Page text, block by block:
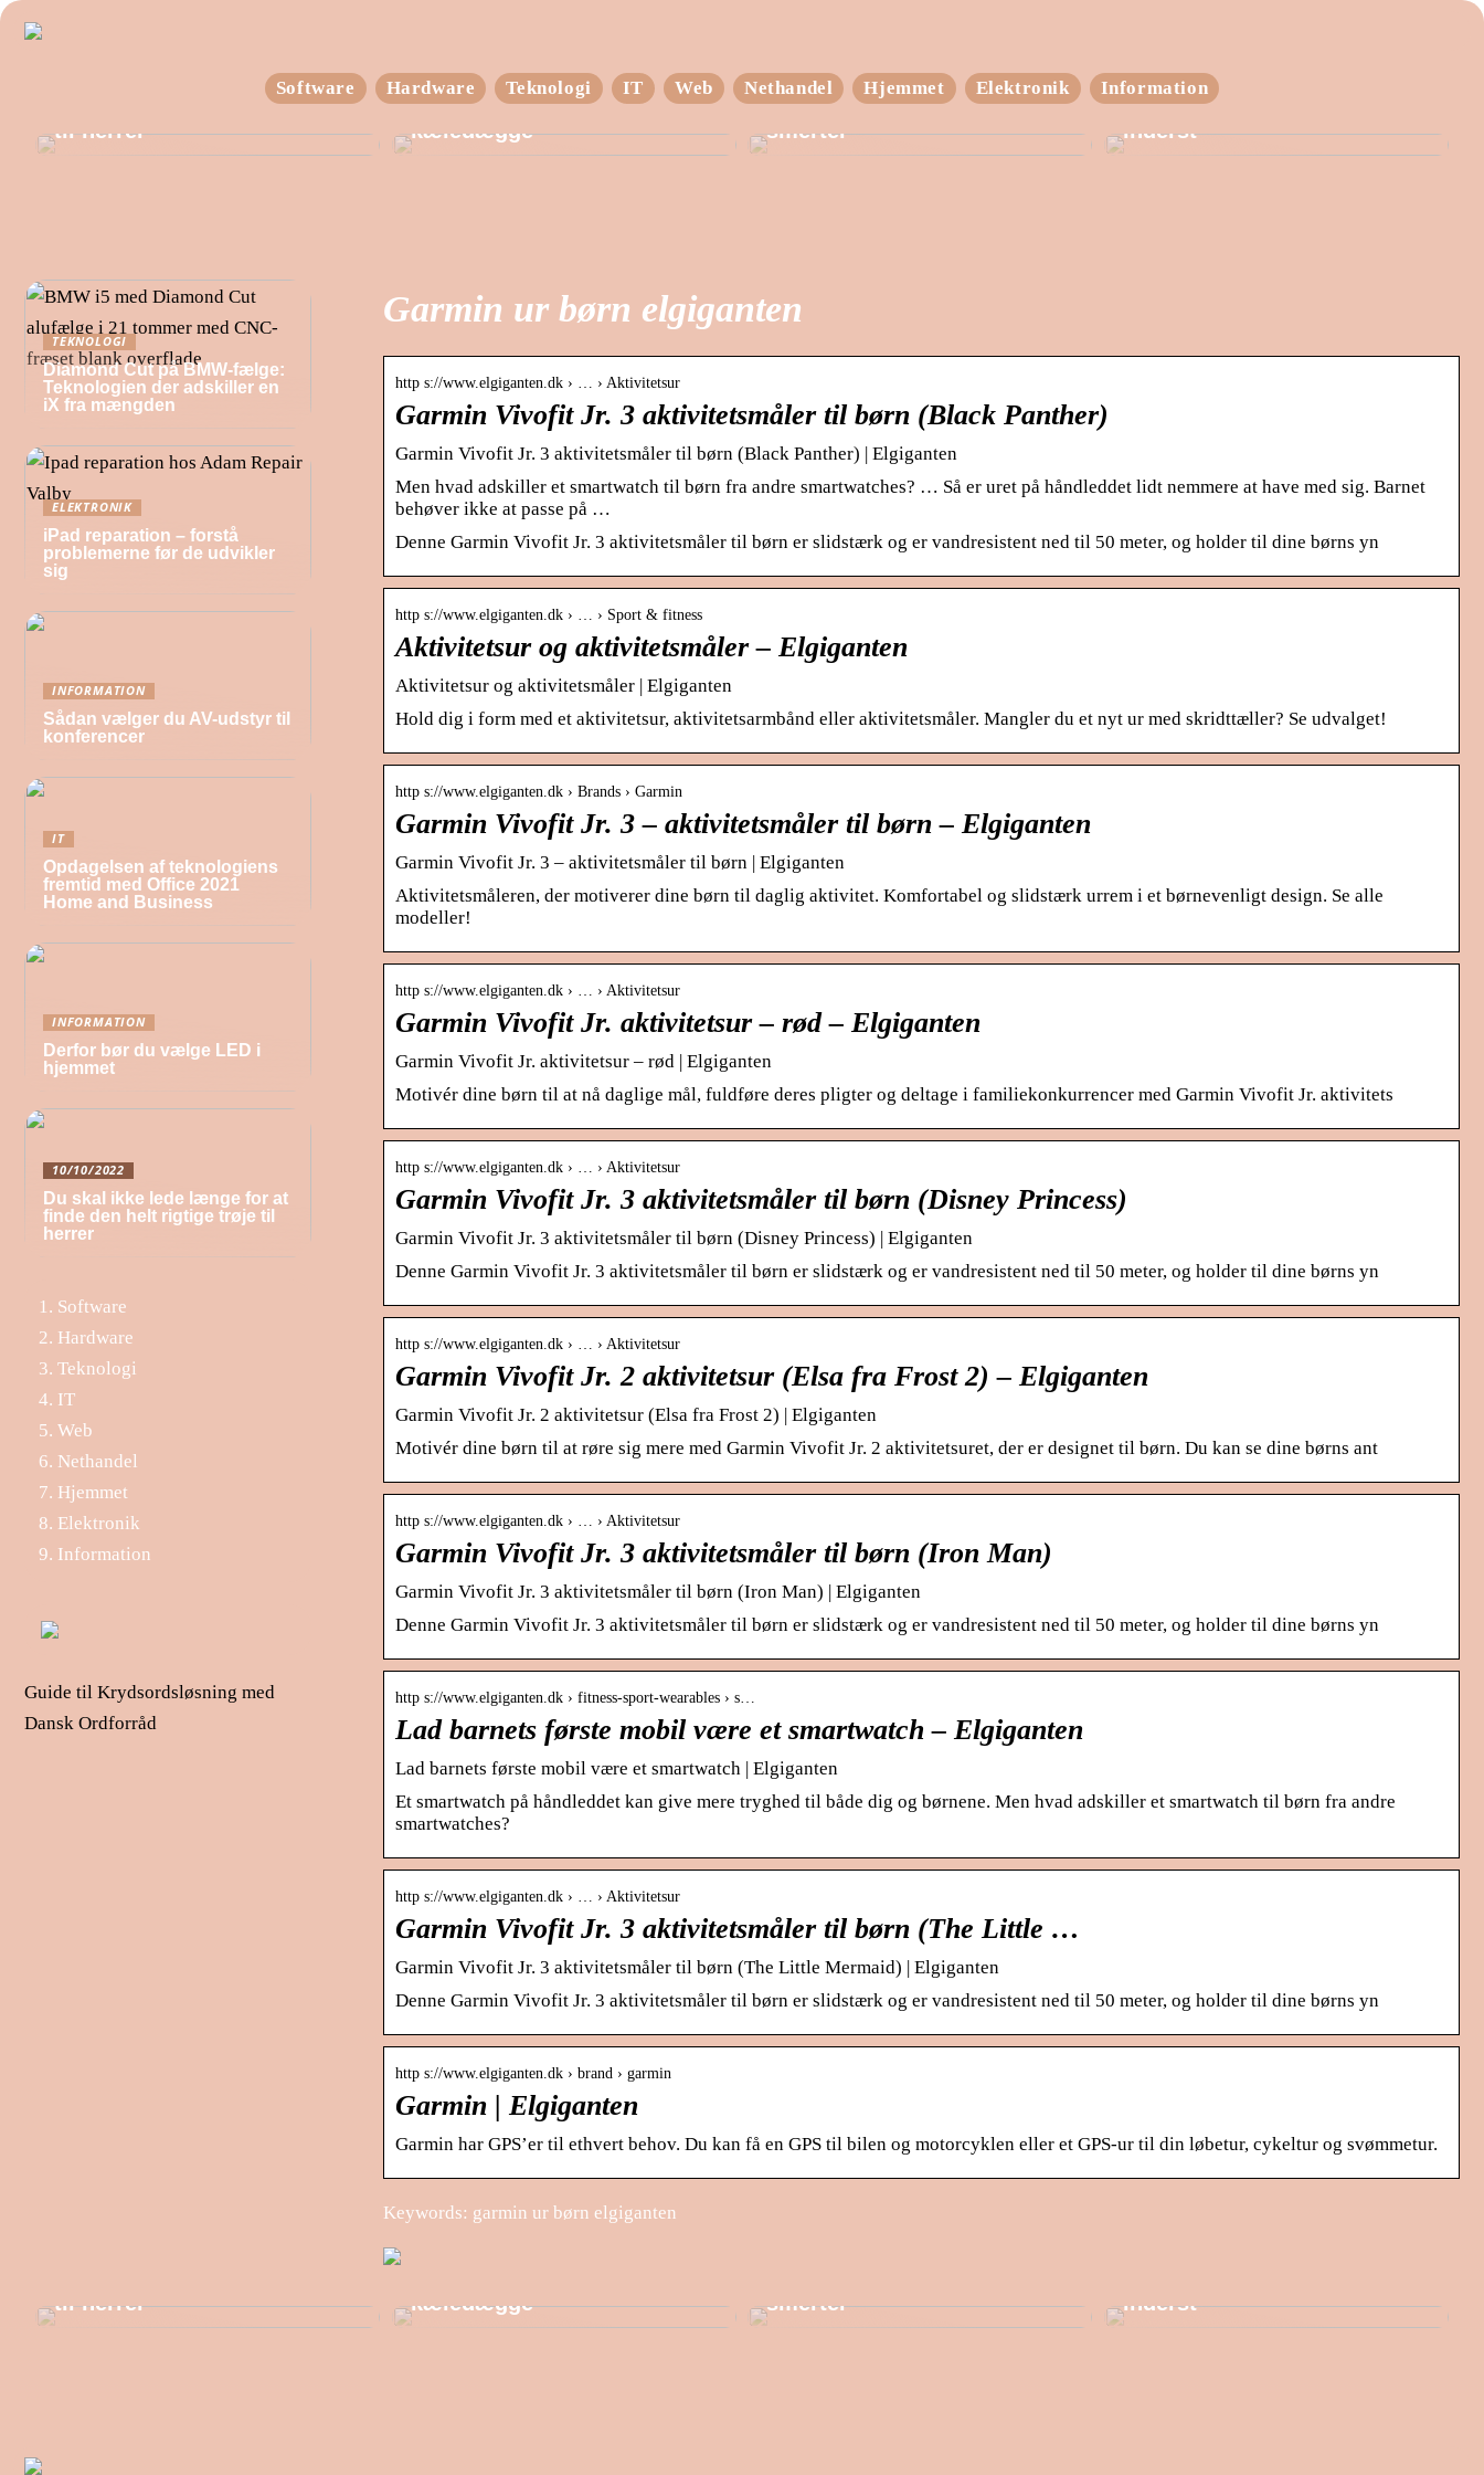
Software Hardware Teknologi IT Web Nethandel Hjemmet Elektronik Information
Du skal ikke lede længe for
at finde den helt rigtige trøje
til herrer
Reachtrucken – din lagerhals
kæledægge
Hold dig i form – uden
smerter
Hold varmen fra yderst til
inderst
Garmin ur børn elgiganten
http s://www.elgiganten.dk › … › Aktivitetsur
Garmin Vivofit Jr. 3 aktivitetsmåler til børn (Black Panther)
Garmin Vivofit Jr. 3 aktivitetsmåler til børn (Black Panther) | Elgiganten
Men hvad adskiller et smartwatch til børn fra andre smartwatches? … Så er uret på håndleddet lidt nemmere at have med sig. Barnet
behøver ikke at passe på …
Denne Garmin Vivofit Jr. 3 aktivitetsmåler til børn er slidstærk og er vandresistent ned til 50 meter, og holder til dine børns yn
http s://www.elgiganten.dk › … › Sport & fitness
Aktivitetsur og aktivitetsmåler – Elgiganten
Aktivitetsur og aktivitetsmåler | Elgiganten
Hold dig i form med et aktivitetsur, aktivitetsarmbånd eller aktivitetsmåler. Mangler du et nyt ur med skridttæller? Se udvalget!
http s://www.elgiganten.dk › Brands › Garmin
Garmin Vivofit Jr. 3 – aktivitetsmåler til børn – Elgiganten
Garmin Vivofit Jr. 3 – aktivitetsmåler til børn | Elgiganten
Aktivitetsmåleren, der motiverer dine børn til daglig aktivitet. Komfortabel og slidstærk urrem i et børnevenligt design. Se alle
modeller!
http s://www.elgiganten.dk › … › Aktivitetsur
Garmin Vivofit Jr. aktivitetsur – rød – Elgiganten
Garmin Vivofit Jr. aktivitetsur – rød | Elgiganten
Motivér dine børn til at nå daglige mål, fuldføre deres pligter og deltage i familiekonkurrencer med Garmin Vivofit Jr. aktivitets
http s://www.elgiganten.dk › … › Aktivitetsur
Garmin Vivofit Jr. 3 aktivitetsmåler til børn (Disney Princess)
Garmin Vivofit Jr. 3 aktivitetsmåler til børn (Disney Princess) | Elgiganten
Denne Garmin Vivofit Jr. 3 aktivitetsmåler til børn er slidstærk og er vandresistent ned til 50 meter, og holder til dine børns yn
http s://www.elgiganten.dk › … › Aktivitetsur
Garmin Vivofit Jr. 2 aktivitetsur (Elsa fra Frost 2) – Elgiganten
Garmin Vivofit Jr. 2 aktivitetsur (Elsa fra Frost 2) | Elgiganten
Motivér dine børn til at røre sig mere med Garmin Vivofit Jr. 2 aktivitetsuret, der er designet til børn. Du kan se dine børns ant
http s://www.elgiganten.dk › … › Aktivitetsur
Garmin Vivofit Jr. 3 aktivitetsmåler til børn (Iron Man)
Garmin Vivofit Jr. 3 aktivitetsmåler til børn (Iron Man) | Elgiganten
Denne Garmin Vivofit Jr. 3 aktivitetsmåler til børn er slidstærk og er vandresistent ned til 50 meter, og holder til dine børns yn
http s://www.elgiganten.dk › fitness-sport-wearables › s…
Lad barnets første mobil være et smartwatch – Elgiganten
Lad barnets første mobil være et smartwatch | Elgiganten
Et smartwatch på håndleddet kan give mere tryghed til både dig og børnene. Men hvad adskiller et smartwatch til børn fra andre
smartwatches?
http s://www.elgiganten.dk › … › Aktivitetsur
Garmin Vivofit Jr. 3 aktivitetsmåler til børn (The Little …
Garmin Vivofit Jr. 3 aktivitetsmåler til børn (The Little Mermaid) | Elgiganten
Denne Garmin Vivofit Jr. 3 aktivitetsmåler til børn er slidstærk og er vandresistent ned til 50 meter, og holder til dine børns yn
http s://www.elgiganten.dk › brand › garmin
Garmin | Elgiganten
Garmin har GPS’er til ethvert behov. Du kan få en GPS til bilen og motorcyklen eller et GPS-ur til din løbetur, cykeltur og svømmetur.
Keywords: garmin ur børn elgiganten
TEKNOLOGI
Diamond Cut på BMW-fælge:
Teknologien der adskiller en
iX fra mængden
ELEKTRONIK
iPad reparation – forstå
problemerne før de udvikler
sig
INFORMATION
Sådan vælger du AV-udstyr til
konferencer
IT
Opdagelsen af teknologiens
fremtid med Office 2021
Home and Business
INFORMATION
Derfor bør du vælge LED i
hjemmet
10/10/2022
Du skal ikke lede længe for at
finde den helt rigtige trøje til
herrer
Software
Hardware
Teknologi
IT
Web
Nethandel
Hjemmet
Elektronik
Information
Guide til Krydsordsløsning med
Dansk Ordforråd
til herrer
kæledægge
smerter
inderst